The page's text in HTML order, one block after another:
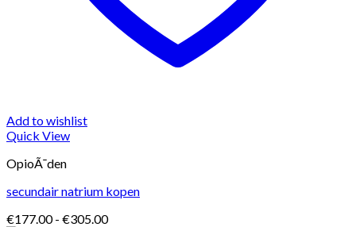
Add to wishlist
Quick View
OpioÃ¯den
secundair natrium kopen
€177.00 - €305.00Prijsklasse: